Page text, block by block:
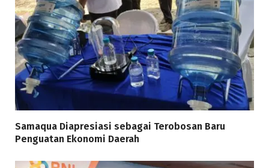
Samaqua Diapresiasi sebagai Terobosan Baru
Penguatan Ekonomi Daerah